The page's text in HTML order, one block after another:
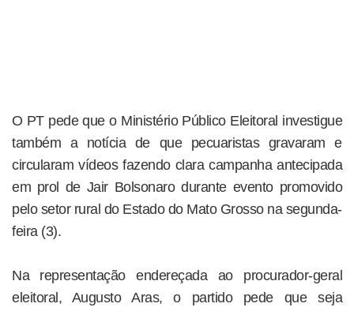
O PT pede que o Ministério Público Eleitoral investigue
também a notícia de que pecuaristas gravaram e
circularam vídeos fazendo clara campanha antecipada
em prol de Jair Bolsonaro durante evento promovido
pelo setor rural do Estado do Mato Grosso na segunda-
feira (3).
Na representação endereçada ao procurador-geral
eleitoral, Augusto Aras, o partido pede que seja